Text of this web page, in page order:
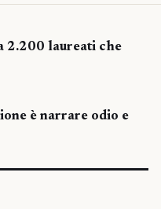
2.200 laureati che
è narrare odio e